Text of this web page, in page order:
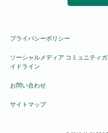
プライバシーポリシー
ソーシャルメディア コミュニティガ
イドライン
お問い合わせ
サイトマップ